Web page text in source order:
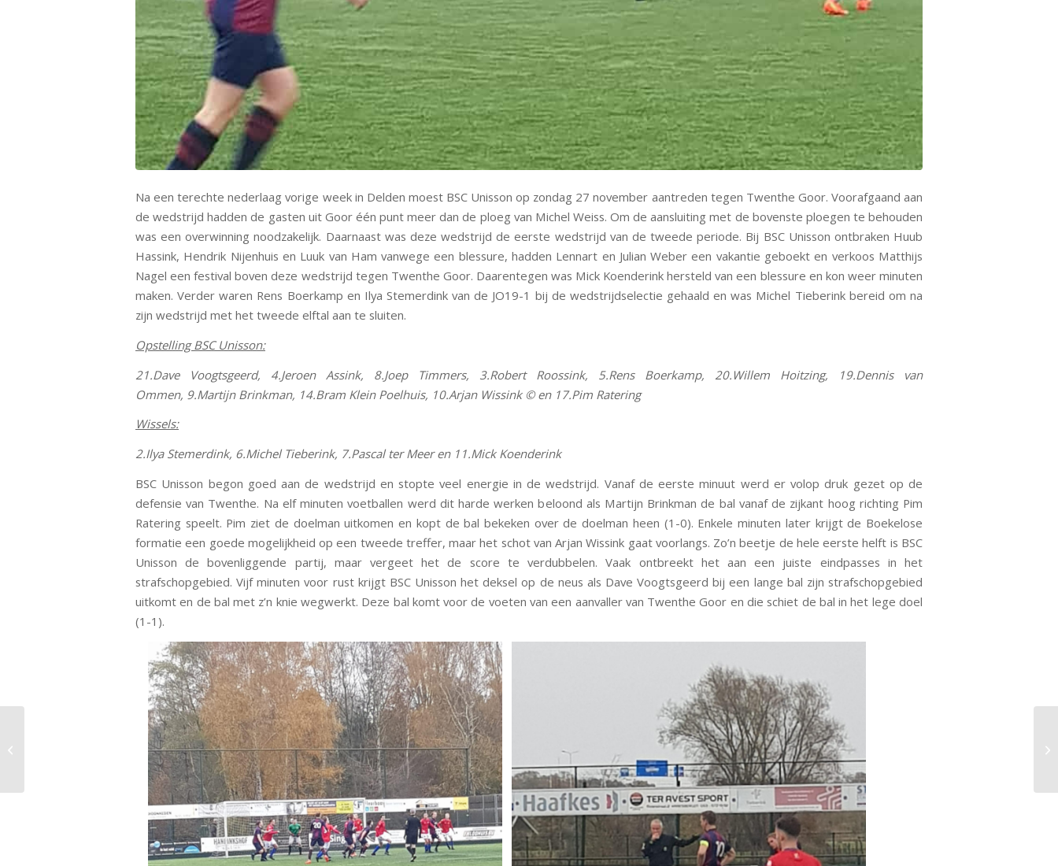
Na een terechte nederlaag vorige week in Delden moest BSC Unisson op zondag 27 november aantreden tegen Twenthe Goor. Voorafgaand aan
de wedstrijd hadden de gasten uit Goor één punt meer dan de ploeg van Michel Weiss. Om de aansluiting met de bovenste ploegen te behouden
was een overwinning noodzakelijk. Daarnaast was deze wedstrijd de eerste wedstrijd van de tweede periode. Bij BSC Unisson ontbraken Huub
Hassink, Hendrik Nijenhuis en Luuk van Ham vanwege een blessure, hadden Lennart en Julian Weber een vakantie geboekt en verkoos Matthijs
Nagel een festival boven deze wedstrijd tegen Twenthe Goor. Daarentegen was Mick Koenderink hersteld van een blessure en kon weer minuten
maken. Verder waren Rens Boerkamp en Ilya Stemerdink van de JO19-1 bij de wedstrijdselectie gehaald en was Michel Tieberink bereid om na
zijn wedstrijd met het tweede elftal aan te sluiten.
Opstelling BSC Unisson:
21.Dave Voogtsgeerd, 4.Jeroen Assink, 8.Joep Timmers, 3.Robert Roossink, 5.Rens Boerkamp, 20.Willem Hoitzing, 19.Dennis van
Ommen, 9.Martijn Brinkman, 14.Bram Klein Poelhuis, 10.Arjan Wissink © en 17.Pim Ratering
Wissels:
2.Ilya Stemerdink, 6.Michel Tieberink, 7.Pascal ter Meer en 11.Mick Koenderink
BSC Unisson begon goed aan de wedstrijd en stopte veel energie in de wedstrijd. Vanaf de eerste minuut werd er volop druk gezet op de
defensie van Twenthe. Na elf minuten voetballen werd dit harde werken beloond als Martijn Brinkman de bal vanaf de zijkant hoog richting Pim
Ratering speelt. Pim ziet de doelman uitkomen en kopt de bal bekeken over de doelman heen (1-0). Enkele minuten later krijgt de Boekelose
formatie een goede mogelijkheid op een tweede treffer, maar het schot van Arjan Wissink gaat voorlangs. Zo’n beetje de hele eerste helft is BSC
Unisson de bovenliggende partij, maar vergeet het de score te verdubbelen. Vaak ontbreekt het aan een juiste eindpasses in het
strafschopgebied. Vijf minuten voor rust krijgt BSC Unisson het deksel op de neus als Dave Voogtsgeerd bij een lange bal zijn strafschopgebied
uitkomt en de bal met z’n knie wegwerkt. Deze bal komt voor de voeten van een aanvaller van Twenthe Goor en die schiet de bal in het lege doel
(1-1).